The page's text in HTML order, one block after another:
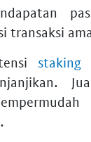
transaksi
staking